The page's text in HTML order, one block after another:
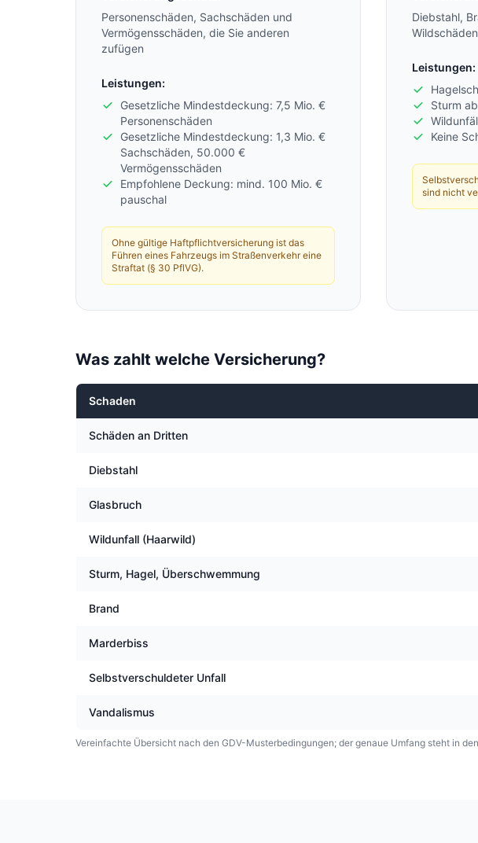
Personenschäden, Sachschäden und
Vermögensschäden, die Sie anderen
zufügen
Leistungen:
Gesetzliche Mindestdeckung: 7,5 Mio. €
Personenschäden
Gesetzliche Mindestdeckung: 1,3 Mio. €
Sachschäden, 50.000 €
Vermögensschäden
Empfohlene Deckung: mind. 100 Mio. €
pauschal
Ohne gültige Haftpflichtversicherung ist das
Führen eines Fahrzeugs im Straßenverkehr eine
Straftat (§ 30 PflVG).
Diebstahl,
Leistungen:
Sturm
Keine
sind nicht
Was zahlt welche Versicherung?
Schaden
Schäden an Dritten
Diebstahl
Glasbruch
Wildunfall (Haarwild)
Sturm, Hagel, Überschwemmung
Brand
Marderbiss
Selbstverschuldeter Unfall
Vandalismus
Vereinfachte Übersicht nach den GDV-Musterbedingungen; der genaue Umfang steht in